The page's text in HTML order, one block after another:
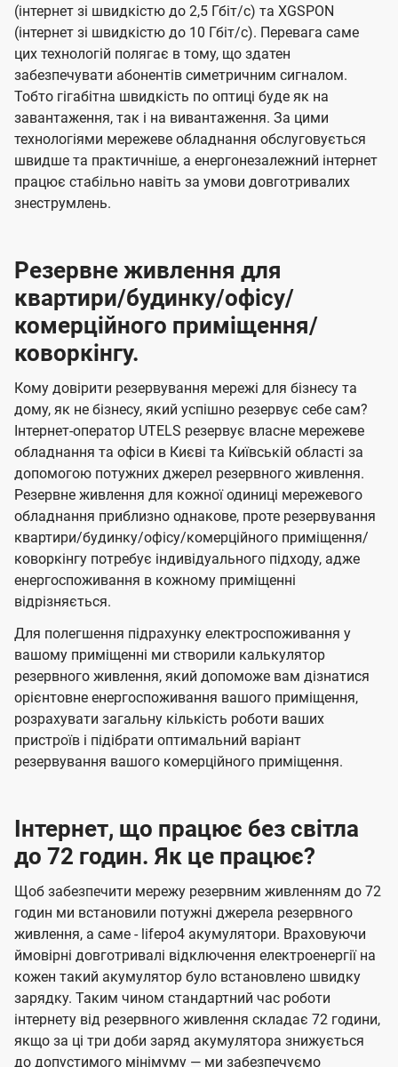
(інтернет зі швидкістю до 2,5 Гбіт/с) та XGSPON
(інтернет зі швидкістю до 10 Гбіт/с). Перевага саме
цих технологій полягає в тому, що здатен
забезпечувати абонентів симетричним сигналом.
Тобто гігабітна швидкість по оптиці буде як на
завантаження, так і на вивантаження. За цими
технологіями мережеве обладнання обслуговується
швидше та практичніше, а енергонезалежний інтернет
працює стабільно навіть за умови довготривалих
знеструмлень.
Резервне живлення для
квартири/будинку/офісу/
комерційного приміщення/
коворкінгу.
Кому довірити резервування мережі для бізнесу та
дому, як не бізнесу, який успішно резервує себе сам?
Інтернет-оператор UTELS резервує власне мережеве
обладнання та офіси в Києві та Київській області за
допомогою потужних джерел резервного живлення.
Резервне живлення для кожної одиниці мережевого
обладнання приблизно однакове, проте резервування
квартири/будинку/офісу/комерційного приміщення/
коворкінгу потребує індивідуального підходу, адже
енергоспоживання в кожному приміщенні
відрізняється.
Для полегшення підрахунку електроспоживання у
вашому приміщенні ми створили калькулятор
резервного живлення, який допоможе вам дізнатися
орієнтовне енергоспоживання вашого приміщення,
розрахувати загальну кількість роботи ваших
пристроїв і підібрати оптимальний варіант
резервування вашого комерційного приміщення.
Інтернет, що працює без світла
до 72 годин. Як це працює?
Щоб забезпечити мережу резервним живленням до 72
годин ми встановили потужні джерела резервного
живлення, а саме - lifepo4 акумулятори. Враховуючи
ймовірні довготривалі відключення електроенергії на
кожен такий акумулятор було встановлено швидку
зарядку. Таким чином стандартний час роботи
інтернету від резервного живлення складає 72 години,
якщо за ці три доби заряд акумулятора знижується
до допустимого мінімуму — ми забезпечуємо